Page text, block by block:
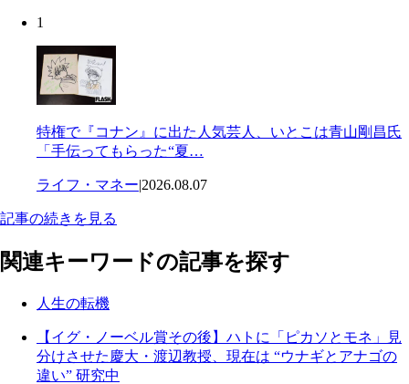
1
特権で『コナン』に出た人気芸人、いとこは青山剛昌氏
「手伝ってもらった“夏…
ライフ・マネー|2026.08.07
記事の続きを見る
関連キーワードの記事を探す
人生の転機
【イグ・ノーベル賞その後】ハトに「ピカソとモネ」見
分けさせた慶大・渡辺教授、現在は “ウナギとアナゴの
違い” 研究中